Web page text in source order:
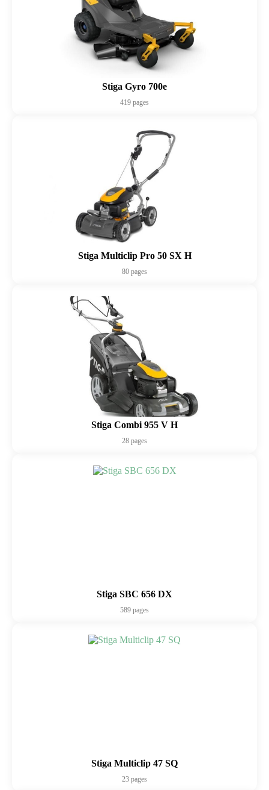
Stiga Gyro 700e
419 pages
Stiga Multiclip Pro 50 SX H
80 pages
Stiga Combi 955 V H
28 pages
Stiga SBC 656 DX
589 pages
Stiga Multiclip 47 SQ
23 pages